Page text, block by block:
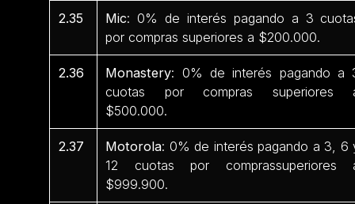
2.35 Mic: 0% de interés pagando a 3
por compras superiores a $200.000.
2.36 Monastery: 0% de interés pagando a
cuotas por compras superiores
$500.000.
2.37 Motorola: 0% de interés pagando a 3, 6
12 cuotas por comprassuperiores
$999.900.